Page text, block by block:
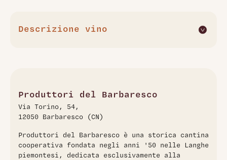
Descrizione vino
offre un bouquet ricco di frutti rossi maturi, violette, spezie,
liquirizia e note di tabacco. Al palato è pieno e avvolgente,
con tannini setosi ormai attenuati, vivace acidità e un finale
beva perfetta con ottima fruttuosità.
Produttori del Barbaresco
Via Torino, 54,
12050 Barbaresco (CN)
Produttori del Barbaresco è una storica cantina
cooperativa fondata negli anni '50 nelle Langhe
piemontesi, dedicata esclusivamente alla